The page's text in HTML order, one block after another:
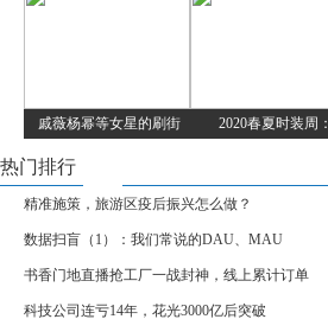
戚薇杨幂等女星的刷街 2020春夏时装周：
热门排行
精准施策，旅游区疫后振兴怎么做？
数据扫盲（1）：我们常说的DAU、MAU
书香门地直播抢工厂一战封神，线上累计订单
科技公司连亏14年，花光3000亿后突破